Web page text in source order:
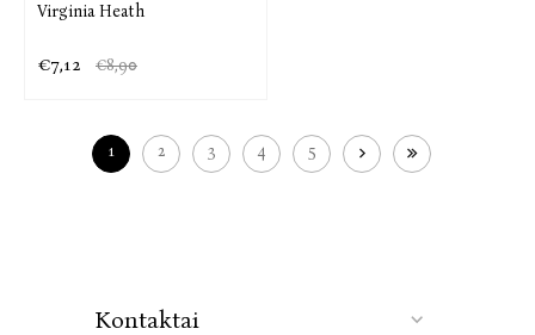
Virginia Heath
€7,12 €8,90
1 2 3 4 5
Kontaktai